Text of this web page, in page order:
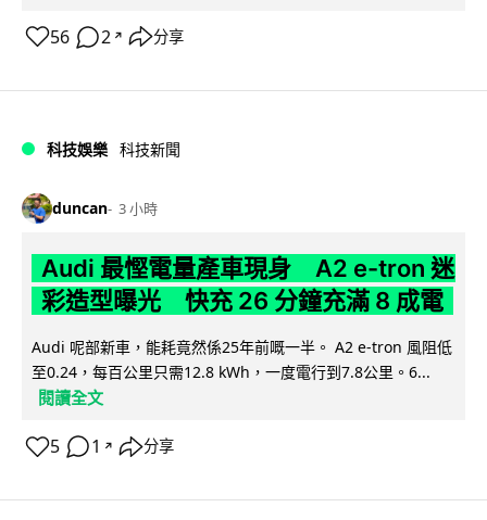
56 2 ↗ 分享
科技娛樂 科技新聞
duncan 3 小時
Audi 最慳電量產車現身 A2 e-tron 迷
彩造型曝光 快充 26 分鐘充滿 8 成電
Audi 呢部新車，能耗竟然係25年前嘅一半。 A2 e-tron 風阻低
至0.24，每百公里只需12.8 kWh，一度電行到7.8公里。6...
閱讀全文
5 1 ↗ 分享